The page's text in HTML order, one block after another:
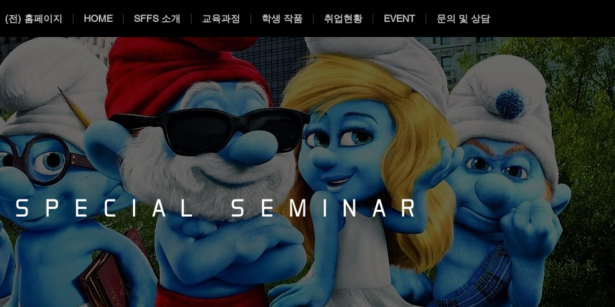
(전) 홈페이지 HOME SFFS 소개 교육과정 학생 작품 취업현황 EVENT 문의 및 상담
SPECIAL SEMINAR